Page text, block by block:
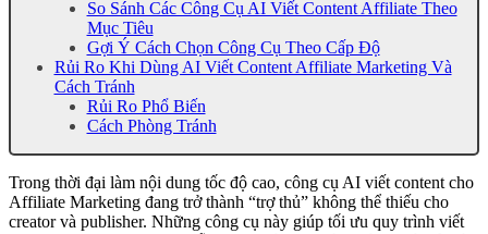
So Sánh Các Công Cụ AI Viết Content Affiliate Theo
Mục Tiêu
Gợi Ý Cách Chọn Công Cụ Theo Cấp Độ
Rủi Ro Khi Dùng AI Viết Content Affiliate Marketing Và
Cách Tránh
Rủi Ro Phổ Biến
Cách Phòng Tránh
Trong thời đại làm nội dung tốc độ cao, công cụ AI viết content cho
Affiliate Marketing đang trở thành “trợ thủ” không thể thiếu cho
creator và publisher. Những công cụ này giúp tối ưu quy trình viết